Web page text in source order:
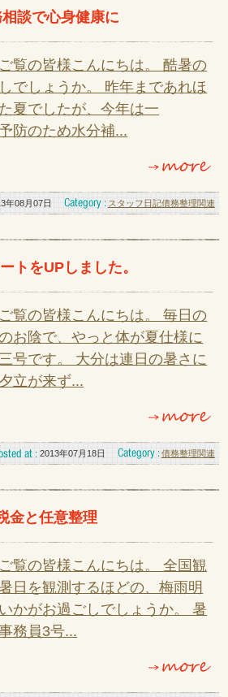
談で心身健康に
覧の皆様こんにちは。 酷暑の
でしょうか。 昨年まであれほ
夏でしたが、今年は一
防のため水分補...
スタッフ日記債務整理関連
年08月07日
トをUPしました。
覧の皆様こんにちは。 毎日の
お陰で、やっと体が夏仕様に
号です。 大分は連日の暑さに
立が来ず...
債務整理関連
2013年07月18日
金と任意整理
覧の皆様こんにちは。 全国観
日を観測するほどの、梅雨明
かがお過ごしでしょうか。 暑
務員3号...